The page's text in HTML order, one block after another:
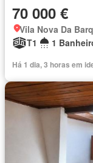
70 000 €
Vila Nova Da
T1
1
Há 1 dia, 3 horas em